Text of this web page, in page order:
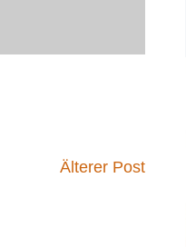
Älterer Post